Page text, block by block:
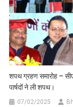
शपथ ग्रहण समारोह –
पार्षदों ने ली शपथ।
07/02/2025